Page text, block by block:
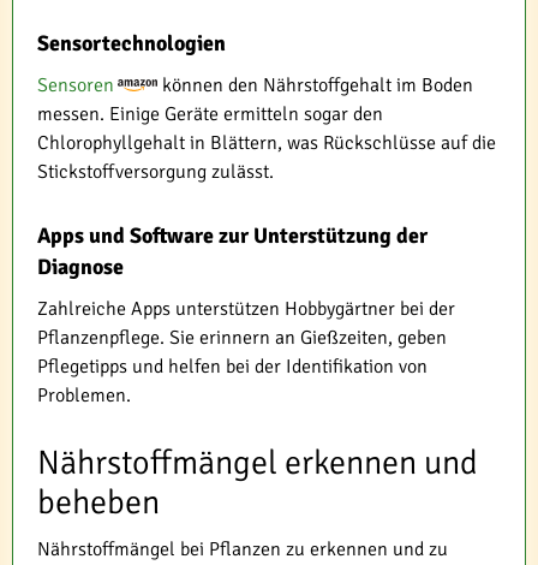
Sensortechnologien
Sensoren
können den Nährstoffgehalt im Boden
messen. Einige Geräte ermitteln sogar den
Chlorophyllgehalt in Blättern, was Rückschlüsse auf die
Stickstoffversorgung zulässt.
Apps und Software zur Unterstützung der
Diagnose
Zahlreiche Apps unterstützen Hobbygärtner bei der
Pflanzenpflege. Sie erinnern an Gießzeiten, geben
Pflegetipps und helfen bei der Identifikation von
Problemen.
Nährstoffmängel erkennen und
beheben
Nährstoffmängel bei Pflanzen zu erkennen und zu